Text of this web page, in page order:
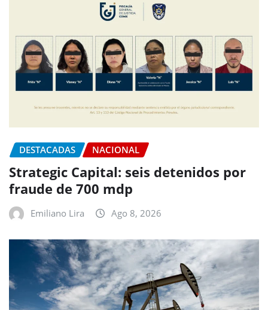
DESTACADAS NACIONAL
Strategic Capital: seis detenidos por
fraude de 700 mdp
Emiliano Lira Ago 8, 2026